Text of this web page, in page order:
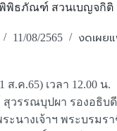
พิธภัณฑ์ สวนเบญจกิติ
11/08/2565 งดเผย
.ค.65) เวลา 12.00 น.
วรรณบุปผา รองอธิบ
ะนางเจ้าฯ พระบรมร